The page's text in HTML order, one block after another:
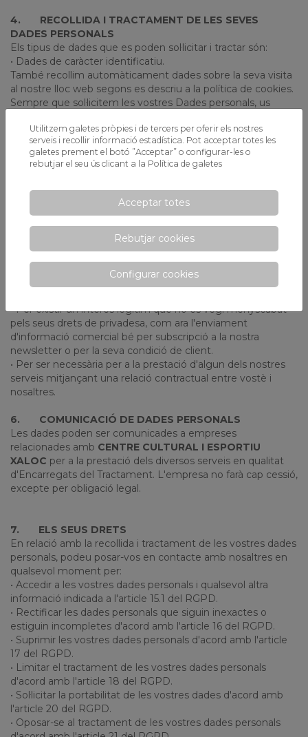
4. RECOLLIDA I TRACTAMENT DE LES SEVES
DADES PERSONALS
Els tipus de dades que es poden sol·licitar i tractar són:
• Dades de caràcter identificatiu.
També recollim automàticament dades sobre la seva visita
al nostre lloc web segons es descriu a la política de cookies.
Sempre que sol·licitem les vostres Dades personals, us
recollim i amb quina finalitat. En general, recollim i tractem
les vostres dades personals amb el propòsit de:
• Proporcionar informació, serveis, productes, informació
rellevant i novetats al sector.
5.LEGITIMITAT
D'acord amb la normativa de protecció de dades aplicable,
les vostres dades personals es podran tractar sempre que:
• Ens ha donat el seu consentiment als efectes del
tractament. Per descomptat, podrà retirar el seu
consentiment en qualsevol moment.
• Per existir un interès legítim que no es vegi menyscabat
pels seus drets de privadesa, com ara l'enviament
d'informació comercial bé per subscripció a la nostra
newsletter o per la seva condició de client.
• Per ser necessària per a la prestació d'algun dels nostres
serveis mitjançant una relació contractual entre vostè i
nosaltres.
6. COMUNICACIÓ DE DADES PERSONALS
Les dades poden ser comunicades a empreses
relacionades amb CENTRE CULTURAL I ESPORTIU
XALOC per a la prestació dels diversos serveis en qualitat
d'Encarregats del Tractament. L'empresa no farà cap cessió,
excepte per obligació legal.
7. ELS SEUS DRETS
En relació amb la recollida i tractament de les vostres dades
personals, podeu posar-vos en contacte amb nosaltres en
qualsevol moment per:
• Accedir a les vostres dades personals i qualsevol altra
informació indicada a l'article 15.1 del RGPD.
• Rectificar les dades personals que siguin inexactes o
estiguin incompletes d'acord amb l'article 16 del RGPD.
• Suprimir les vostres dades personals d'acord amb l'article
17 del RGPD.
• Limitar el tractament de les vostres dades personals
d'acord amb l'article 18 del RGPD.
• Sol·licitar la portabilitat de les vostres dades d'acord amb
l'article 20 del RGPD.
• Oposar-se al tractament de les vostres dades personals
Utilitzem galetes pròpies i de tercers per oferir els nostres
serveis i recollir informació estadística. Pot acceptar totes les
galetes prement el botó ”Acceptar” o configurar-les o
rebutjar el seu ús clicant a la Política de galetes
Acceptar totes
Rebutjar cookies
Configurar cookies